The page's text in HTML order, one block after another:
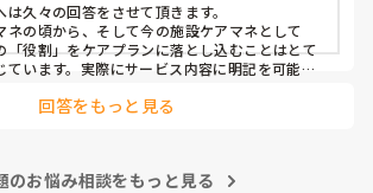
久々の回答をさせて頂きます。
ネの頃から、そして今の施設ケアマネとして
「役割」をケアプランに落とし込むことはとて
ています。実際にサービス内容に明記を可能な
ことは、その方の自信や生きがいにつながりま
回答をもっと見る
のお悩み相談をもっと見る